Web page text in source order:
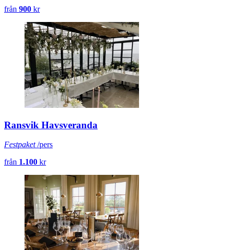
från 900 kr
Ransvik Havsveranda
Festpaket/pers
från 1.100 kr